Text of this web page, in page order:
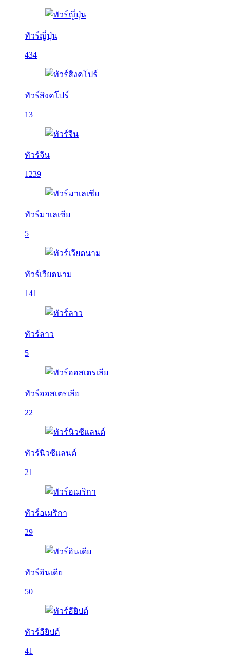
ทัวร์ญี่ปุ่น
434
ทัวร์สิงคโปร์
13
ทัวร์จีน
1239
ทัวร์มาเลเซีย
5
ทัวร์เวียดนาม
141
ทัวร์ลาว
5
ทัวร์ออสเตรเลีย
22
ทัวร์นิวซีแลนด์
21
ทัวร์อเมริกา
29
ทัวร์อินเดีย
50
ทัวร์อียิปต์
41